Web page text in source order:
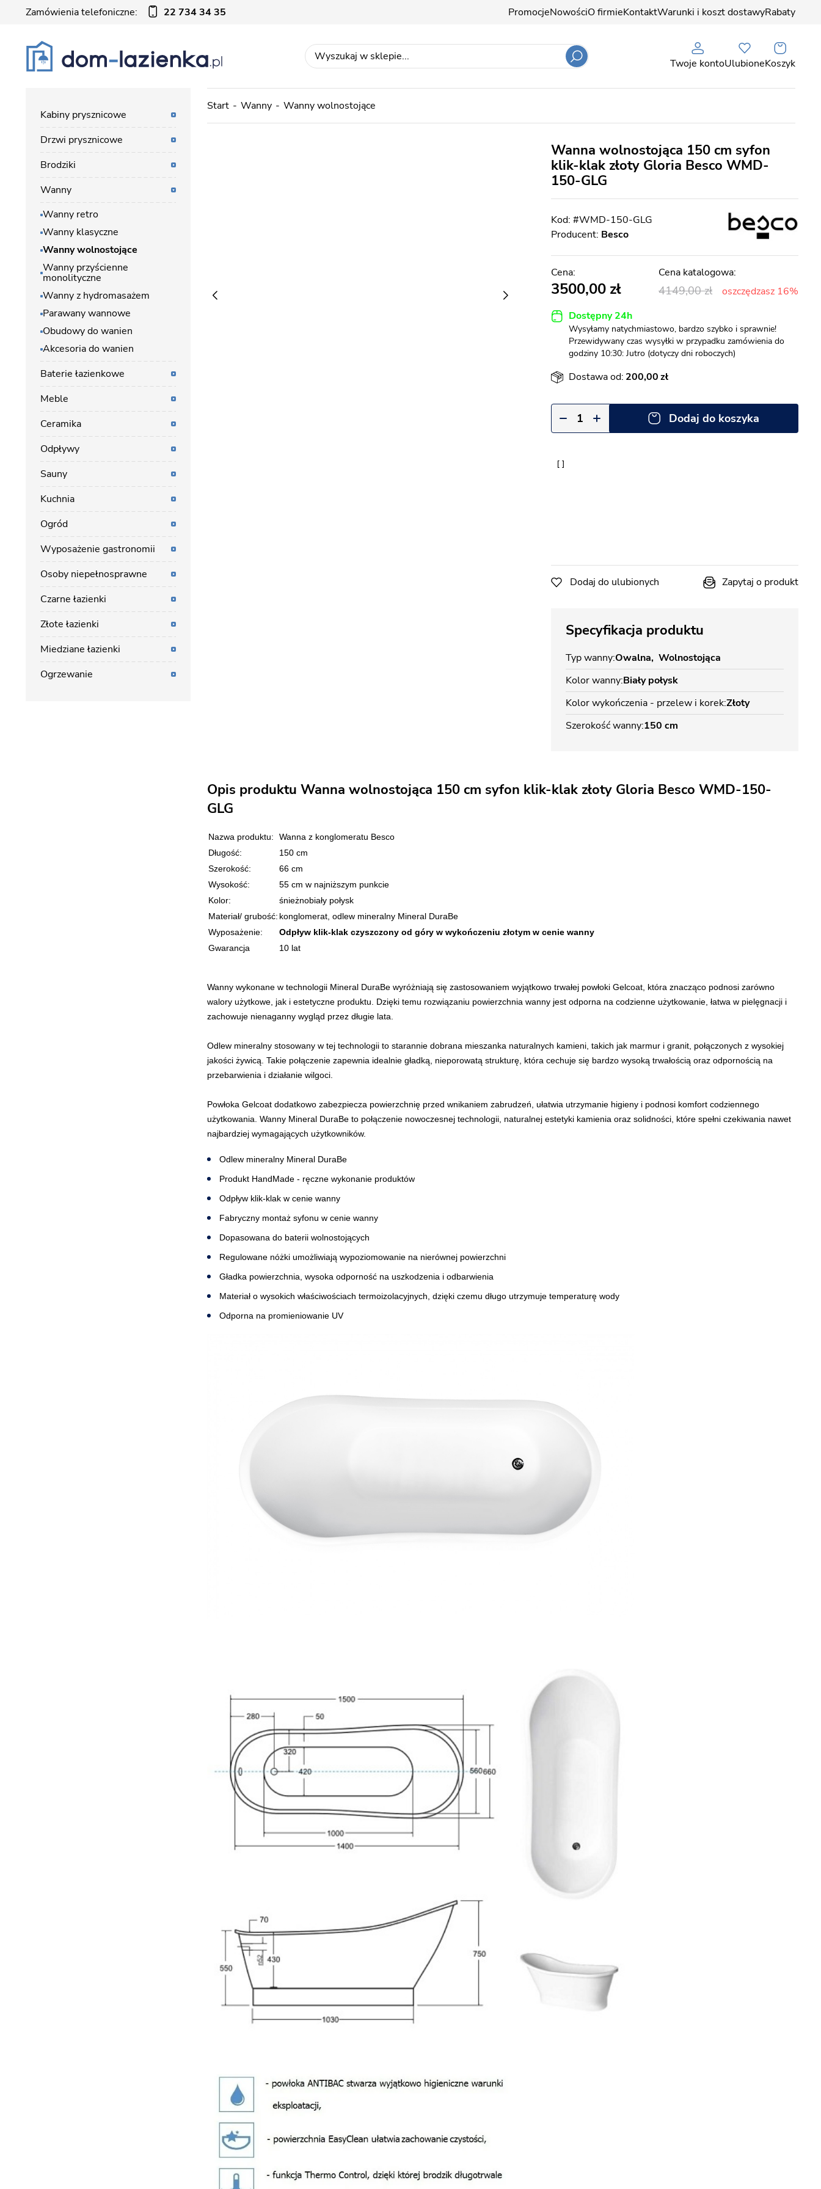
Zamówienia telefoniczne: 22 734 34 35 PromocjeNowościO firmieKontaktWarunki i koszt dostawyRabaty
Twoje kontoUlubioneKoszyk
Start Wanny Wanny wolnostojące
Wanna wolnostojąca 150 cm syfon
klik-klak złoty Gloria Besco WMD-
150-GLG
#WMD-150-GLG
Producent: Besco
3500,00 4149,00
oszczędzasz 16%
Dostępny 24h
Wysyłamy natychmiastowo, bardzo szybko i sprawnie!
Przewidywany czas wysyłki w przypadku zamówienia do
godziny 10:30: Jutro (dotyczy dni roboczych)
Dostawa od: 200,00
Dodaj do koszyka
Dodaj do ulubionych Zapytaj o produkt
Specyfikacja produktu
Typ wannyOwalna Wolnostojąca
Kolor wanny Biały połysk
Kolor wykończenia - przelew i korekZłoty
Szerokość wanny 150 cm
Opis produktu Wanna wolnostojąca 150 cm syfon klik-klak złoty Gloria Besco WMD-150-
GLG
Nazwa produktu:
Wanna z konglomeratu Besco
Długość:
150 cm
Szerokość:
66 cm
Wysokość:
55 cm w najniższym punkcie
Kolor:
śnieżnobiały połysk
Materiał/ grubość: konglomerat, odlew mineralny Mineral DuraBe
Wyposażenie:
Odpływ klik-klak czyszczony od góry w wykończeniu złotym w cenie wanny
Gwarancja
10 lat
Wanny wykonane w technologii Mineral DuraBe wyróżniają się zastosowaniem wyjątkowo trwałej powłoki Gelcoat, która znacząco podnosi zarówno
walory użytkowe, jak i estetyczne produktu. Dzięki temu rozwiązaniu powierzchnia wanny jest odporna na codzienne użytkowanie, łatwa w pielęgnacji i
zachowuje nienaganny wygląd przez długie lata.
Odlew mineralny stosowany w tej technologii to starannie dobrana mieszanka naturalnych kamieni, takich jak marmur i granit, połączonych z wysokiej
jakości żywicą. Takie połączenie zapewnia idealnie gładką, nieporowatą strukturę, która cechuje się bardzo wysoką trwałością oraz odpornością na
przebarwienia i działanie wilgoci.
Powłoka Gelcoat dodatkowo zabezpiecza powierzchnię przed wnikaniem zabrudzeń, ułatwia utrzymanie higieny i podnosi komfort codziennego
użytkowania. Wanny Mineral DuraBe to połączenie nowoczesnej technologii, naturalnej estetyki kamienia oraz solidności, które spełni czekiwania nawet
najbardziej wymagających użytkowników.
Odlew mineralny Mineral DuraBe
Produkt HandMade - ręczne wykonanie produktów
Odpływ klik-klak w cenie wanny
Fabryczny montaż syfonu w cenie wanny
Dopasowana do baterii wolnostojących
Regulowane nóżki umożliwiają wypoziomowanie na nierównej powierzchni
Gładka powierzchnia, wysoka odporność na uszkodzenia i odbarwienia
Materiał o wysokich właściwościach termoizolacyjnych, dzięki czemu długo utrzymuje temperaturę wody
Odporna na promieniowanie UV
Kabiny prysznicowe
Drzwi prysznicowe
Brodziki
Wanny
Wanny retro
Wanny klasyczne
Wanny wolnostojące
Wanny przyścienne
monolityczne
Wanny z hydromasażem
Parawany wannowe
Obudowy do wanien
Akcesoria do wanien
Baterie łazienkowe
Meble
Ceramika
Odpływy
Sauny
Kuchnia
Ogród
Wyposażenie gastronomii
Osoby niepełnosprawne
Czarne łazienki
Złote łazienki
Miedziane łazienki
Ogrzewanie